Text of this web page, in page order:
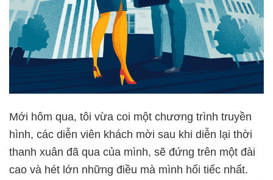
Mới hôm qua, tôi vừa coi một chương trình truyền
hình, các diễn viên khách mời sau khi diễn lại thời
thanh xuân đã qua của mình, sẽ đứng trên một đài
cao và hét lớn những điều mà mình hối tiếc nhất.